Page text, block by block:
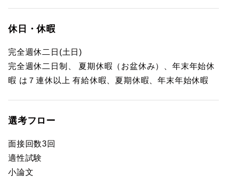
休日・休暇
完全週休二日(土日)
完全週休二日制、 夏期休暇（お盆休み）、年末年始休
暇 は７連休以上 有給休暇、夏期休暇、年末年始休暇
選考フロー
面接回数3回
適性試験
小論文